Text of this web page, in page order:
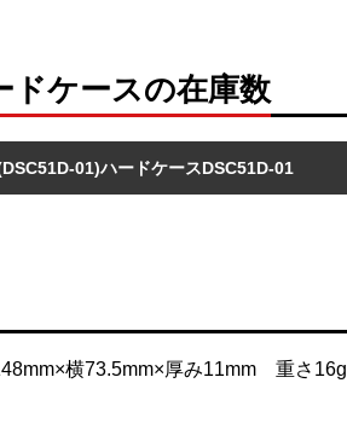
ドケースの在庫数
01)ハードケースDSC51D-01
横73.5mm×厚み11mm 重さ16g